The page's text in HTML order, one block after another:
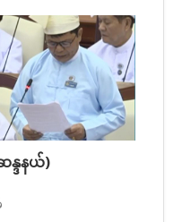
န္ဒနယ်)